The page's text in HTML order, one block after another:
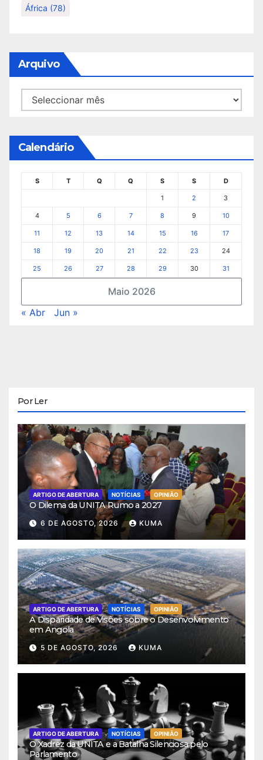
África (78)
Arquivo
Arquivo
Calendário
Maio 2026
S T Q Q S S D
1 2 3
4 5 6 7 8 9 10
11 12 13 14 15 16 17
18 19 20 21 22 23 24
25 26 27 28 29 30 31
« Abr Jun »
Por Ler
ARTIGO DE ABERTURA NOTÍCIAS OPINIÃO
O Dilema da UNITA Rumo a 2027
6 DE AGOSTO, 2026 KUMA
ARTIGO DE ABERTURA NOTÍCIAS OPINIÃO
A Disparidade de Visões sobre o Desenvolvimento
em Angola
5 DE AGOSTO, 2026 KUMA
ARTIGO DE ABERTURA NOTÍCIAS OPINIÃO
O Xadrez da UNITA e a Batalha Silenciosa pelo
Parlamento